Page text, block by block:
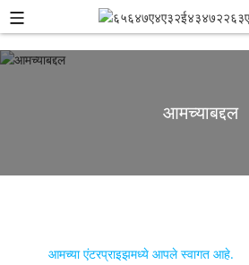
आमच्याबद्दल
आमच्या एंटरप्राइझमध्ये आपले स्वागत आहे.